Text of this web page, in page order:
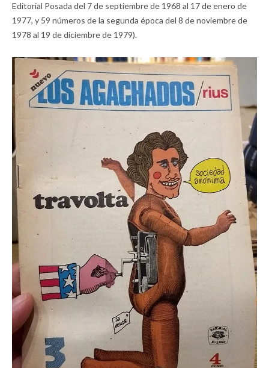
Editorial Posada del 7 de septiembre de 1968 al 17 de enero de
1977, y 59 números de la segunda época del 8 de noviembre de
1978 al 19 de diciembre de 1979).